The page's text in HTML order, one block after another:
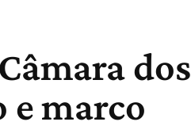
dos
e marco